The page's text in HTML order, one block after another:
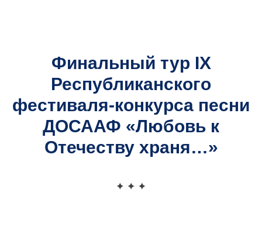
Финальный тур IX
Республиканского
фестиваля-конкурса песни
ДОСААФ «Любовь к
Отечеству храня…»